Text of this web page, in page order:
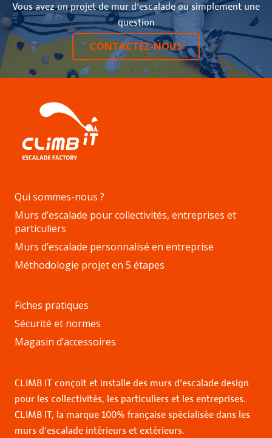
Vous avez un projet de mur d‘escalade ou simplement une
question
CONTACTEZ-NOUS
Qui sommes-nous ?
Murs d’escalade pour collectivités, entreprises et
particuliers
Murs d’escalade personnalisé en entreprise
Méthodologie projet en 5 étapes
Fiches pratiques
Sécurité et normes
Magasin d’accessoires
CLIMB IT conçoit et installe des murs d’escalade design
pour les collectivités, les particuliers et les entreprises.
CLIMB IT, la marque 100% française spécialisée dans les
murs d’escalade intérieurs et extérieurs.